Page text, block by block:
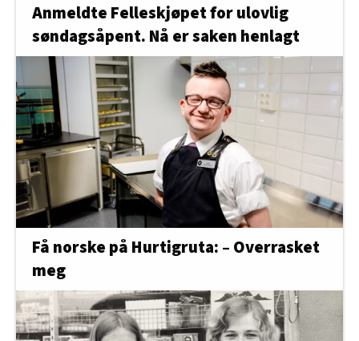
Anmeldte Felleskjøpet for ulovlig
søndagsåpent. Nå er saken henlagt
Få norske på Hurtigruta: – Overrasket
meg